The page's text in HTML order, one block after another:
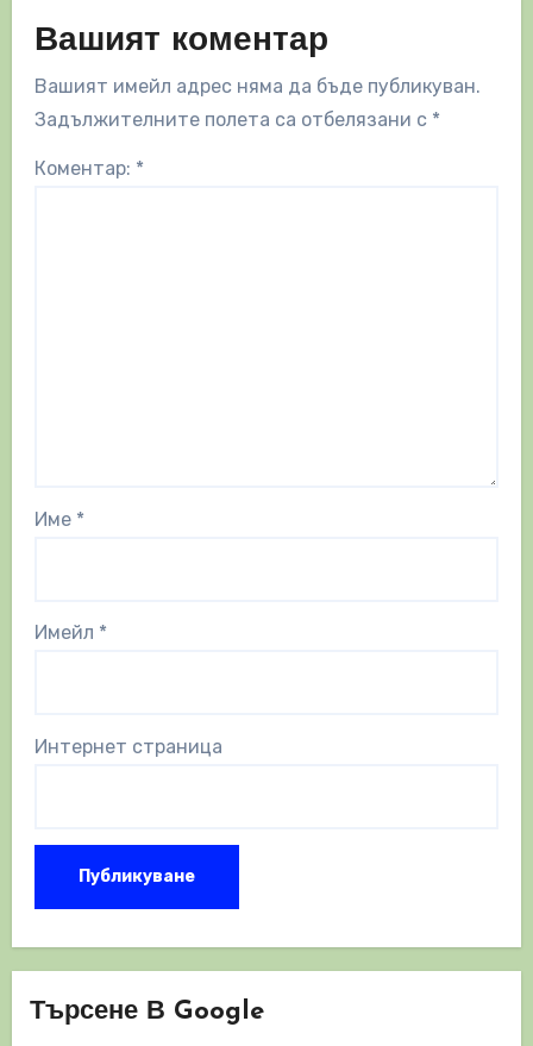
Вашият коментар
Вашият имейл адрес няма да бъде публикуван.
Задължителните полета са отбелязани с *
Коментар: *
Име *
Имейл *
Интернет страница
Търсене В Google